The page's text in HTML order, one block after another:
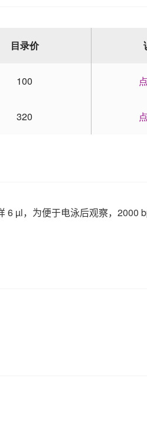
目录价
100
320
6 µl，为便于电泳后观察，2000